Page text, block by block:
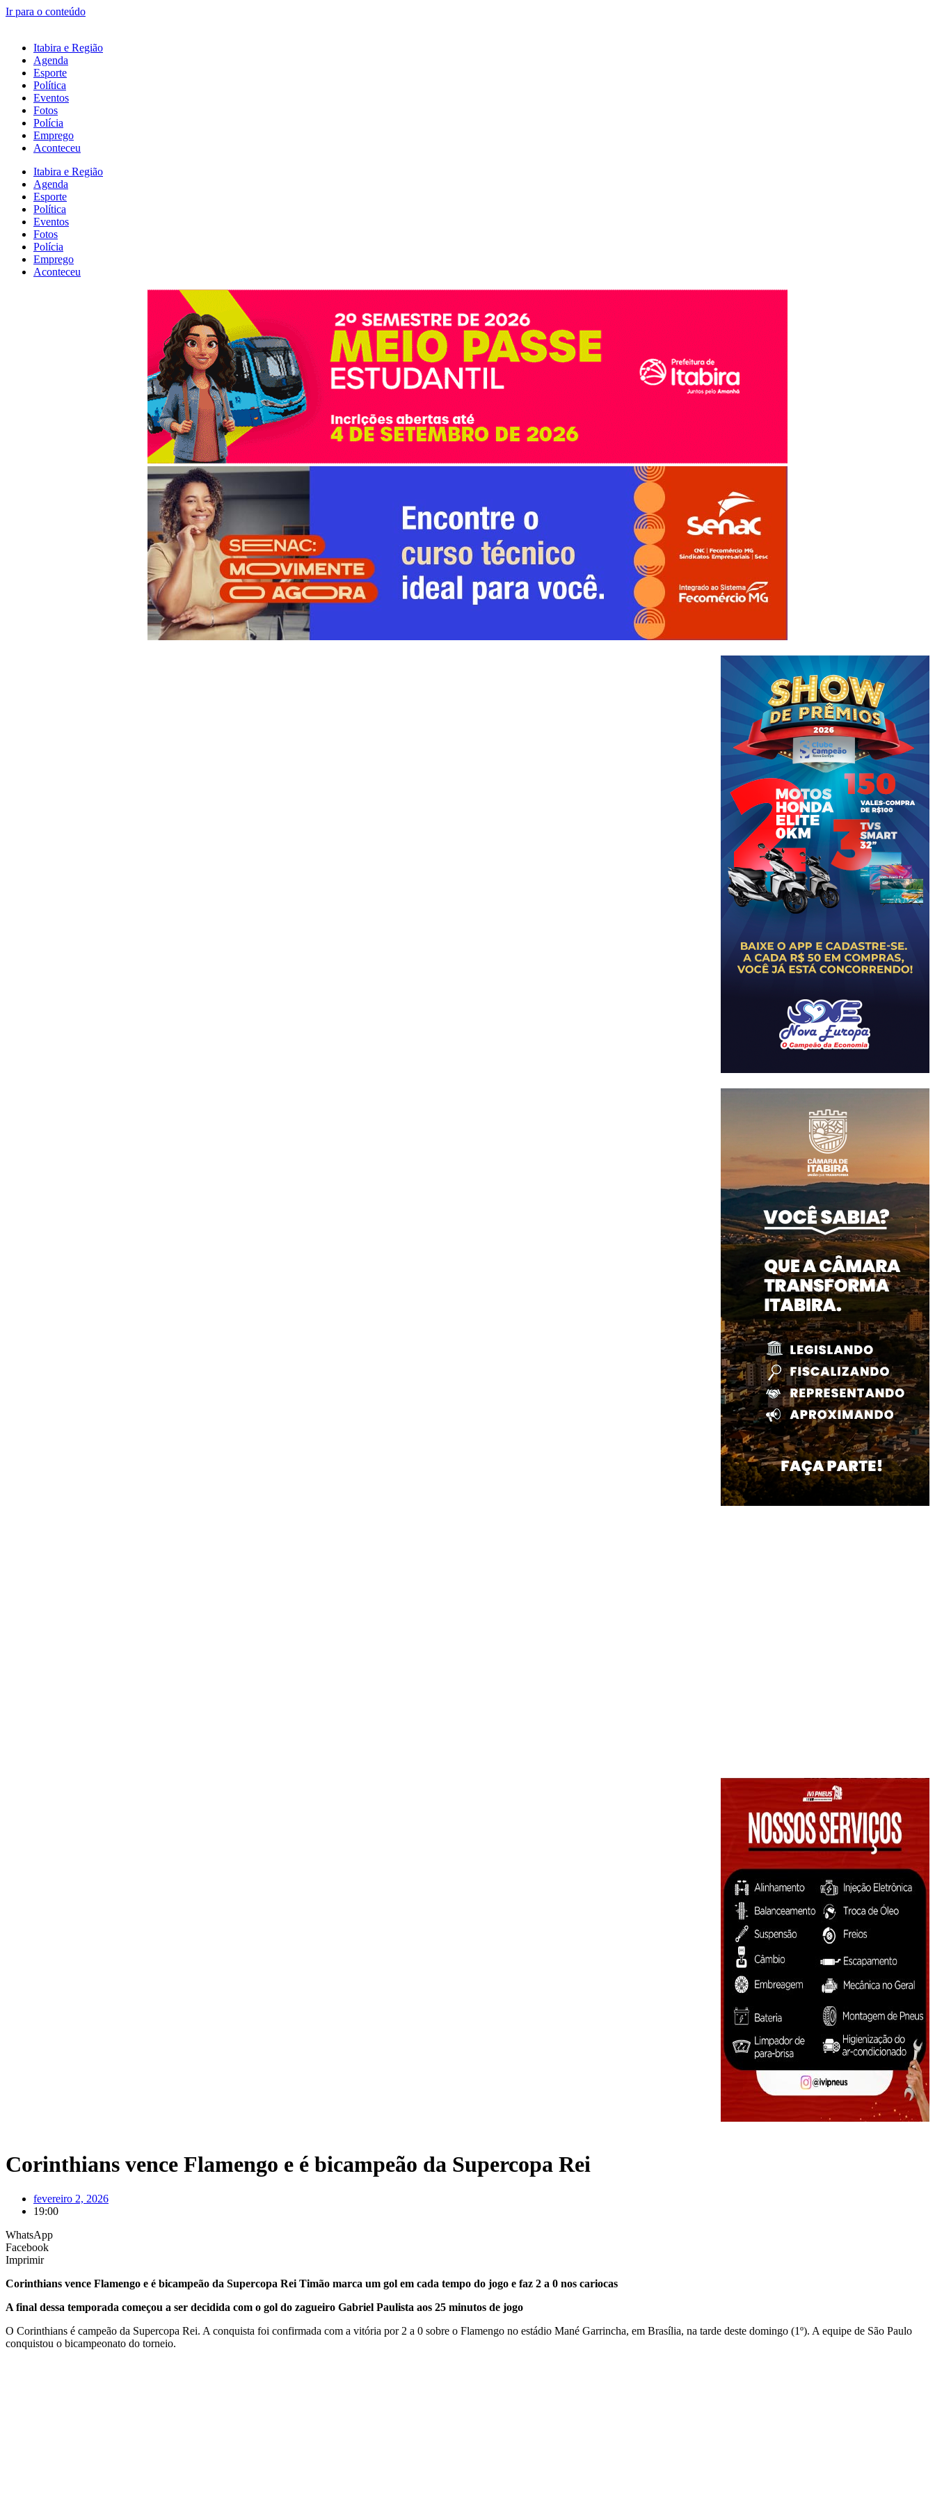
Ir para o conteúdo
Itabira e Região
Agenda
Esporte
Política
Eventos
Fotos
Polícia
Emprego
Aconteceu
Itabira e Região
Agenda
Esporte
Política
Eventos
Fotos
Polícia
Emprego
Aconteceu
Corinthians vence Flamengo e é bicampeão da Supercopa Rei
fevereiro 2, 2026
19:00
WhatsApp
Facebook
Imprimir
Corinthians vence Flamengo e é bicampeão da Supercopa Rei Timão marca um gol em cada tempo do jogo e faz 2 a 0 nos cariocas
A final dessa temporada começou a ser decidida com o gol do zagueiro Gabriel Paulista aos 25 minutos de jogo
O Corinthians é campeão da Supercopa Rei. A conquista foi confirmada com a vitória por 2 a 0 sobre o Flamengo no estádio Mané Garrincha, em Brasília, na tarde deste domingo (1º). A equipe de São Paulo
conquistou o bicampeonato do torneio.